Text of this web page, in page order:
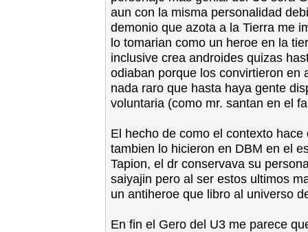
aun con la misma personalidad
demonio que azota a la Tierra me
lo tomarian como un heroe en la
inclusive crea androides quizas
odiaban porque los convirtieron en
nada raro que hasta haya gente
voluntaria (como mr. santan en el
El hecho de como el contexto
tambien lo hicieron en DBM en el
Tapion, el dr conservava su
saiyajin pero al ser estos ultimos
un antiheroe que libro al universo
En fin el Gero del U3 me parece